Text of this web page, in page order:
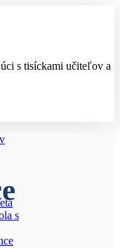
s tisíckami učiteľov a
s